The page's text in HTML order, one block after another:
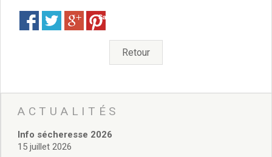
Services municipaux
Organigramme
Pour venir nous voir
État civil/élections/formalités
Affaires Scolaires
Vie associative
Police Municipale/règlementation
Save
Retour
ACTUALITÉS
Info sécheresse 2026
15 juillet 2026